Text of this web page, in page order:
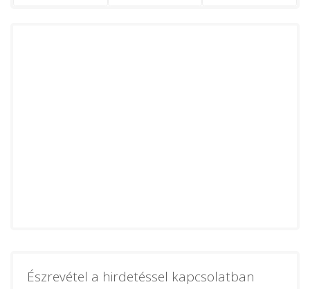
Észrevétel a hirdetéssel kapcsolatban